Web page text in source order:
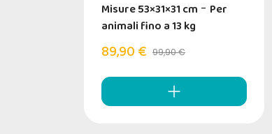
Misure 53×31×31 cm - Per
animali fino a 13 kg
89,90 € 99,90 €